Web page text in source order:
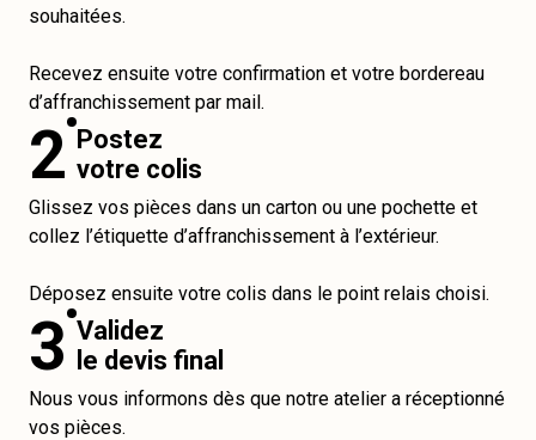
souhaitées.
Recevez ensuite votre confirmation et votre bordereau
d’affranchissement par mail.
2 Postez
votre colis
Glissez vos pièces dans un carton ou une pochette et
collez l’étiquette d’affranchissement à l’extérieur.
Déposez ensuite votre colis dans le point relais choisi.
3 Validez
le devis final
Nous vous informons dès que notre atelier a réceptionné
vos pièces.